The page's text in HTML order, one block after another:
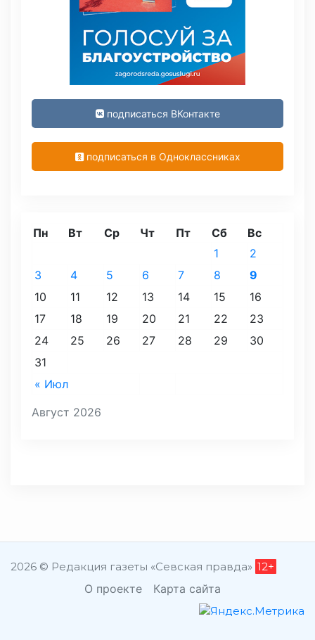
подписаться ВКонтакте
подписаться в Одноклассниках
Август 2026
Пн Вт Ср Чт Пт Сб Вс
« Июл
1
2
3
4 5 6 7 8
9
10
11 12 13 14 15
16
17
18 19 20 21 22
23
24
25 26 27 28 29
30
31
2026 © Редакция газеты «Севская правда» 12+
О проекте Карта сайта